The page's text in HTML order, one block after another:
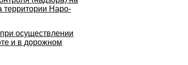
территории Наро-
осуществлении
и в дорожном